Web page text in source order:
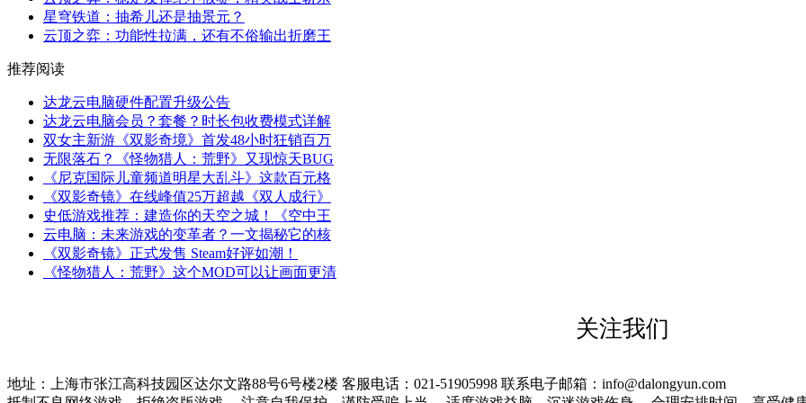
星穹铁道：抽希儿还是抽景元？
云顶之弈：功能性拉满，还有不俗输出折磨王
推荐阅读
达龙云电脑硬件配置升级公告
达龙云电脑会员？套餐？时长包收费模式详解
双女主新游《双影奇境》首发48小时狂销百万
无限落石？《怪物猎人：荒野》又现惊天BUG
《尼克国际儿童频道明星大乱斗》这款百元格
《双影奇镜》在线峰值25万超越《双人成行》
史低游戏推荐：建造你的天空之城！《空中王
云电脑：未来游戏的变革者？一文揭秘它的核
《双影奇镜》正式发售 Steam好评如潮！
《怪物猎人：荒野》这个MOD可以让画面更清
关注我们
地址：上海市张江高科技园区达尔文路88号6号楼2楼 客服电话：021-51905998 联系电子邮箱：info@dalongyun.com